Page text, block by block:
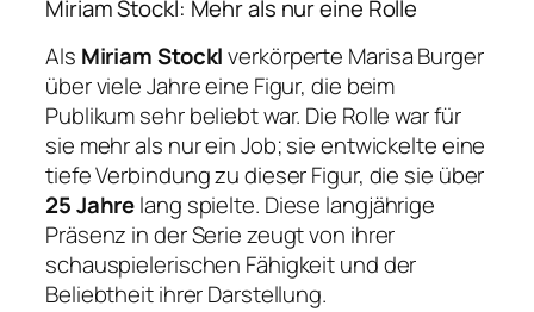
Miriam Stockl: Mehr als nur eine Rolle
Als Miriam Stocklverkörperte Marisa Burger
über viele Jahre eine Figur, die beim
Publikum sehr beliebt war. Die Rolle war für
sie mehr als nur ein Job; sie entwickelte eine
tiefe Verbindung zu dieser Figur, die sie über
25 Jahrelang spielte. Diese langjährige
Präsenz in der Serie zeugt von ihrer
schauspielerischen Fähigkeit und der
Beliebtheit ihrer Darstellung.